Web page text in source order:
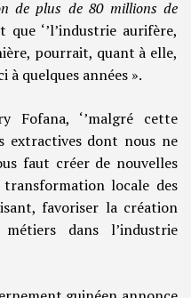
de plus de 80 millions de
que ‘’l’industrie aurifère,
pourrait, quant à elle,
quelques années ».
Fofana, ‘’malgré cette
extractives dont nous ne
faut créer de nouvelles
locale des
favoriser la création
dans l’industrie